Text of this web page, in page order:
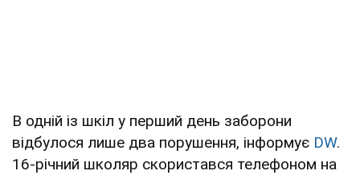
В одній із шкіл у перший день заборони
відбулося лише два порушення, інформує DW.
16-річний школяр скористався телефоном на